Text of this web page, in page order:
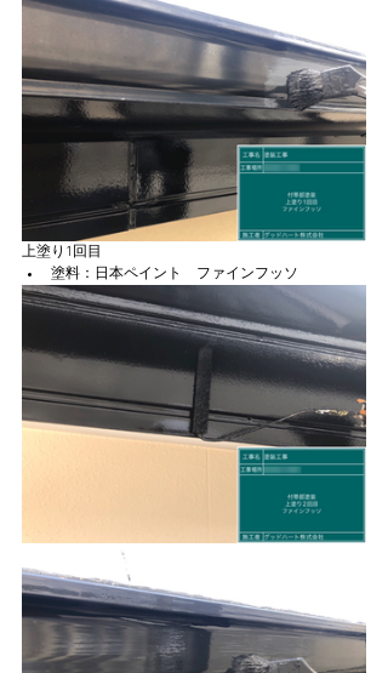
上塗り1回目
塗料：日本ペイント　ファインフッソ